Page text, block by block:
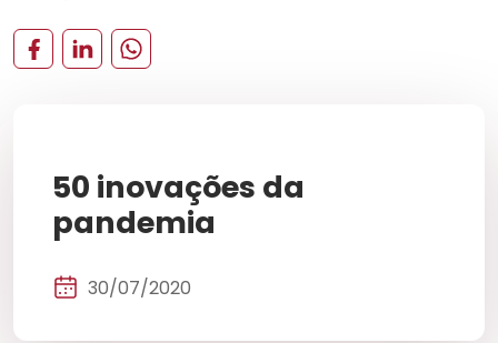
50 inovações da
pandemia
30/07/2020